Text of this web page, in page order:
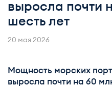
МСП
выросла почти
шесть лет
20 мая 2026
Мощность морских
выросла почти на 60